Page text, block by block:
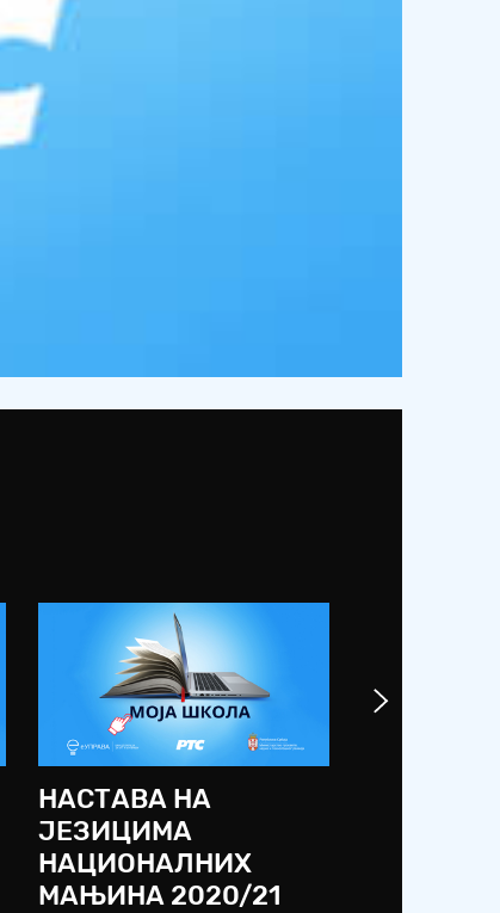
НАСТАВА НА
ЈЕЗИЦИМА
НАЦИОНАЛНИХ
МАЊИНА 2020/21